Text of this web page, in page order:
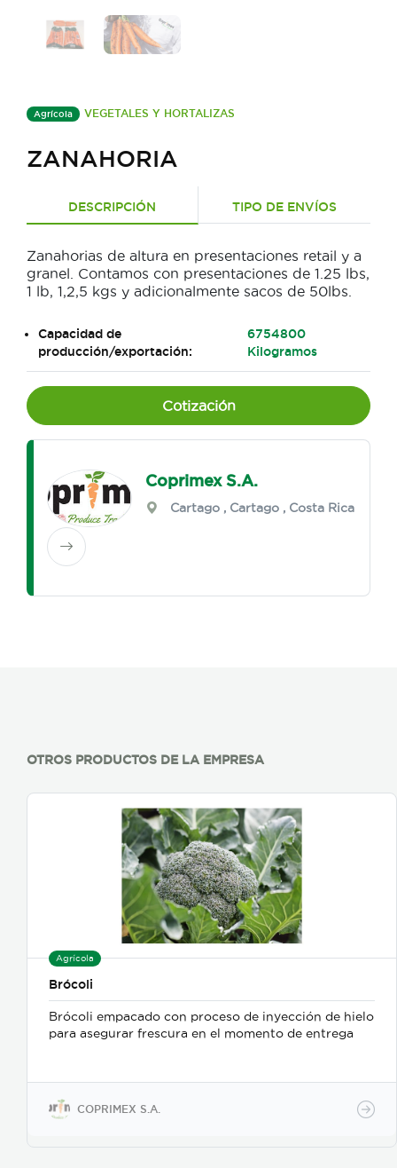
Agrícola VEGETALES Y HORTALIZAS
ZANAHORIA
DESCRIPCIÓN TIPO DE ENVÍOS
Zanahorias de altura en presentaciones retail y a
granel. Contamos con presentaciones de 1.25 lbs,
1 lb, 1,2,5 kgs y adicionalmente sacos de 50lbs.
Capacidad de
producción/exportación:
6754800
Kilogramos
Cotización
Coprimex S.A.
Cartago , Cartago , Costa Rica
OTROS PRODUCTOS DE LA EMPRESA
Agrícola
Brócoli
Brócoli empacado con proceso de inyección de hielo
para asegurar frescura en el momento de entrega
COPRIMEX S.A.